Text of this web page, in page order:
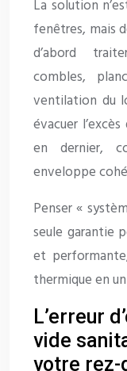
La solution
fenêtres, mais
d’abord
combles,
ventilation du
évacuer
en dernier,
enveloppe
Penser «
seule garantie
et
thermique en
L’erreur
vide
votre rez-